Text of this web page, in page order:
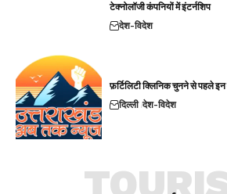
टेक्नोलॉजी कंपनियों में इंटर्नशिप
देश-विदेश
फ़र्टिलिटी क्लिनिक चुनने से पहले इन
दिल्ली देश-विदेश